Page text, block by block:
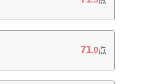
71.0点